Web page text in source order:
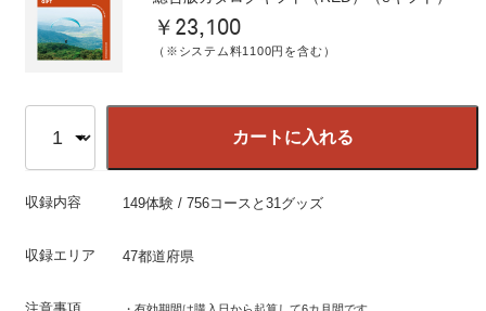
￥23,100
（※システム料1100円を含む）
カートに入れる
収録内容 149体験 / 756コースと31グッズ
収録エリア 47都道府県